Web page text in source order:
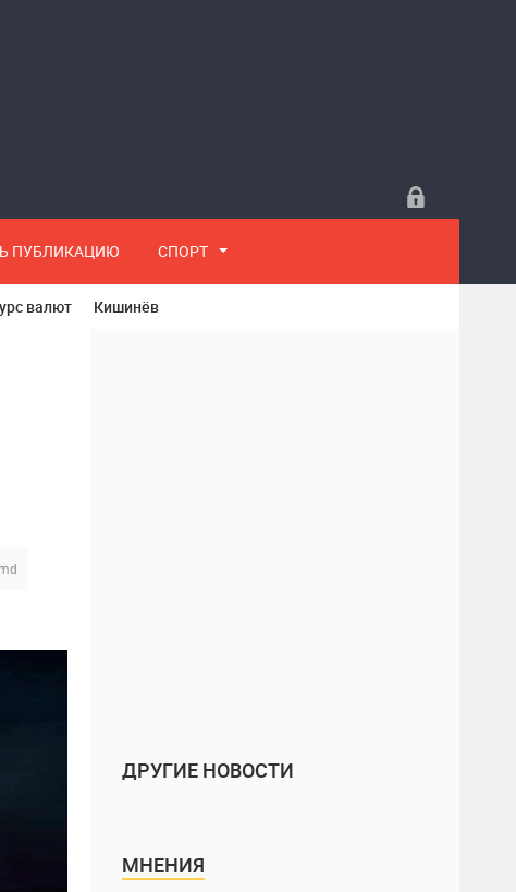
ПУБЛИКАЦИЮ СПОРТ
валют Кишинёв
ДРУГИЕ НОВОСТИ
МНЕНИЯ